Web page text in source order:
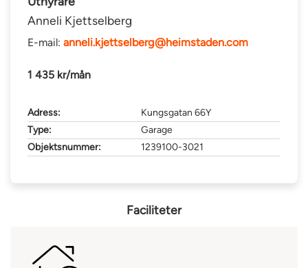
Anneli Kjettselberg
E-mail:anneli.kjettselberg@heimstaden.com
1 435 kr/mån
Adress:
Kungsgatan 66Y
Type:
Garage
Objektsnummer:
1239100-3021
Faciliteter